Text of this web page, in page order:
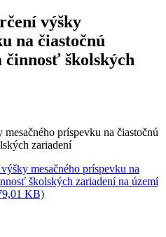
výšky
na čiastočnú
činnosť školských
príspevku na čiastočnú
zariadení
mesačného príspevku na
školských zariadení na území
KB)